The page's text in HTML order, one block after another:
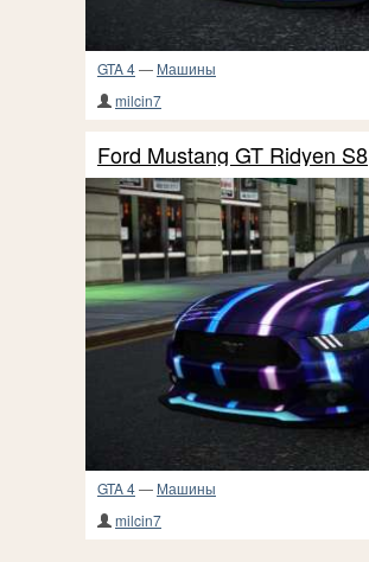
GTA 4— Машины
milcin7
Ford Mustang GT Ridyen S8
GTA 4— Машины
milcin7